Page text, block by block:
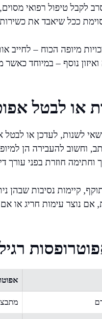
לקבל טיפול רפואי
ככל שיאבד את
מיופה הכוח – לחייב
נוסף – במיוחד כאשר
או לבטל
לשנות, לעדכן או
להעבירה הן למיופי
חוזרת בפני עורך
קיימות נסיבות שבהן
אם נוצר עימות חריג או